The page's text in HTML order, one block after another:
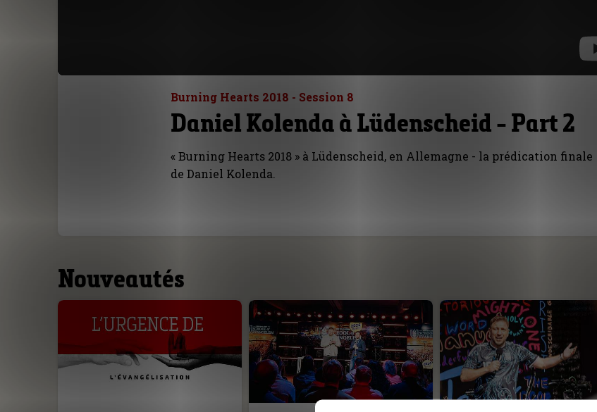
Burning Hearts 2018 - Session 8
Daniel Kolenda à Lüdenscheid - Part 2
« Burning Hearts 2018 » à Lüdenscheid, en Allemagne - la prédication finale
de Daniel Kolenda.
Nouveautés